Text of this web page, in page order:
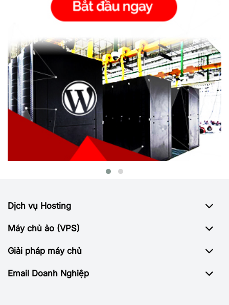
Dịch vụ Hosting
Máy chủ ảo (VPS)
Giải pháp máy chủ
Email Doanh Nghiệp